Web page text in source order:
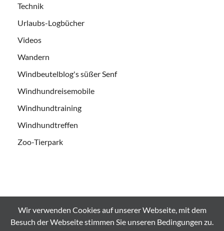
Technik
Urlaubs-Logbücher
Videos
Wandern
Windbeutelblog's süßer Senf
Windhundreisemobile
Windhundtraining
Windhundtreffen
Zoo-Tierpark
Alle Bilder und Videos sind urheberrechtlich geschützt und es
Bedarf der ausdrücklichen Genehmigung bei
Wir verwenden Cookies auf unserer Webseite, mit dem
Besuch der Webseite stimmen Sie unseren Bedingungen zu.